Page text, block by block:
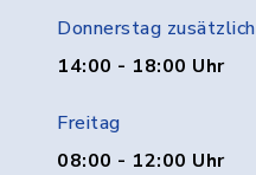
Donnerstag zusätzlich
14:00 - 18:00 Uhr
Freitag
08:00 - 12:00 Uhr